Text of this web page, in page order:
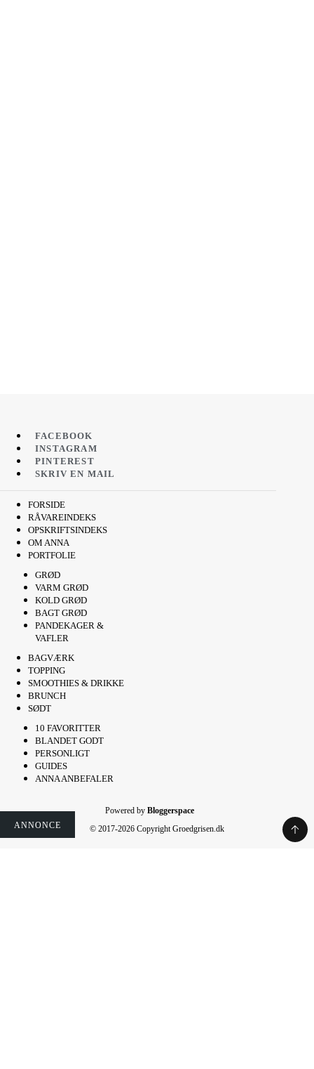
ANNONCE
ANNONCE
ANNONCE
FACEBOOK
INSTAGRAM
PINTEREST
SKRIV EN MAIL
FORSIDE
RÅVAREINDEKS
OPSKRIFTSINDEKS
OM ANNA
PORTFOLIE
GRØD
VARM GRØD
KOLD GRØD
BAGT GRØD
PANDEKAGER &
VAFLER
BAGVÆRK
TOPPING
SMOOTHIES & DRIKKE
BRUNCH
SØDT
10 FAVORITTER
BLANDET GODT
PERSONLIGT
GUIDES
ANNA ANBEFALER
Powered by Bloggerspace
© 2017-2026 Copyright Groedgrisen.dk